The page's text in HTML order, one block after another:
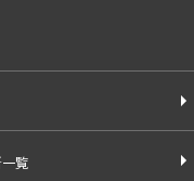
場合を除いて、ご本
はございません。
ーバー管理等の目的
覧